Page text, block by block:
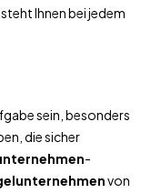
steht Ihnen bei jedem
sein, besonders
die sicher
-
von